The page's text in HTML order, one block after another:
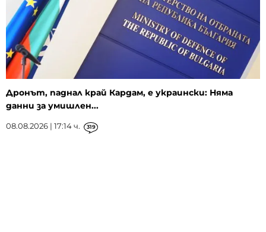
Дронът, паднал край Кардам, е украински: Няма
данни за умишлен...
08.08.2026 | 17:14 ч. 319